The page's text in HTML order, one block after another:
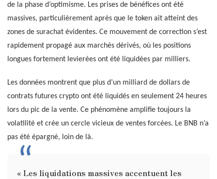
de la phase d’optimisme. Les prises de bénéfices ont été
massives, particulièrement après que le token ait atteint des
zones de surachat évidentes. Ce mouvement de correction s’est
rapidement propagé aux marchés dérivés, où les positions
longues fortement levierées ont été liquidées par milliers.
Les données montrent que plus d’un milliard de dollars de
contrats futures crypto ont été liquidés en seulement 24 heures
lors du pic de la vente. Ce phénomène amplifie toujours la
volatilité et crée un cercle vicieux de ventes forcées. Le BNB n’a
pas été épargné, loin de là.
« Les liquidations massives accentuent les